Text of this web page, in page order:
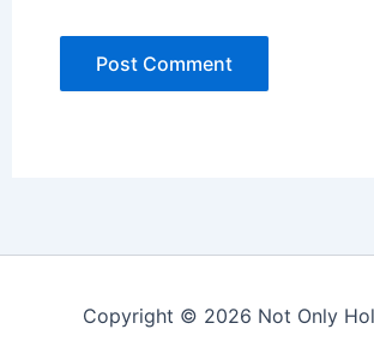
Copyright © 2026 Not Only